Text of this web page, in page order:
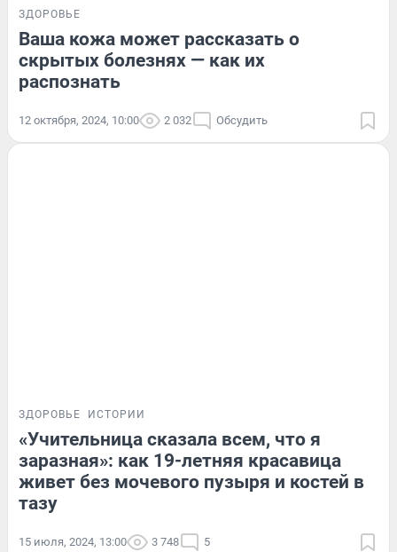
ЗДОРОВЬЕ
Ваша кожа может рассказать о
скрытых болезнях — как их
распознать
12 октября, 2024, 10:00 2 032 Обсудить
ЗДОРОВЬЕ ИСТОРИИ
«Учительница сказала всем, что я
заразная»: как 19-летняя красавица
живет без мочевого пузыря и костей в
тазу
15 июля, 2024, 13:00 3 748 5